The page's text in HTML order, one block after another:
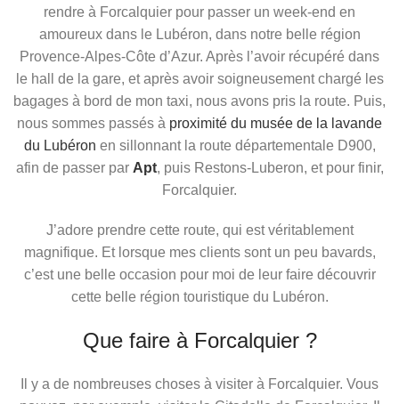
rendre à Forcalquier pour passer un week-end en
amoureux dans le Lubéron, dans notre belle région
Provence-Alpes-Côte d’Azur. Après l’avoir récupéré dans
le hall de la gare, et après avoir soigneusement chargé les
bagages à bord de mon taxi, nous avons pris la route. Puis,
nous sommes passés à proximité du musée de la lavande
du Lubéron en sillonnant la route départementale D900,
afin de passer par Apt, puis Restons-Luberon, et pour finir,
Forcalquier.
J’adore prendre cette route, qui est véritablement
magnifique. Et lorsque mes clients sont un peu bavards,
c’est une belle occasion pour moi de leur faire découvrir
cette belle région touristique du Lubéron.
Que faire à Forcalquier ?
Il y a de nombreuses choses à visiter à Forcalquier. Vous